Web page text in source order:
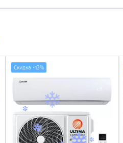
Скидка -13%